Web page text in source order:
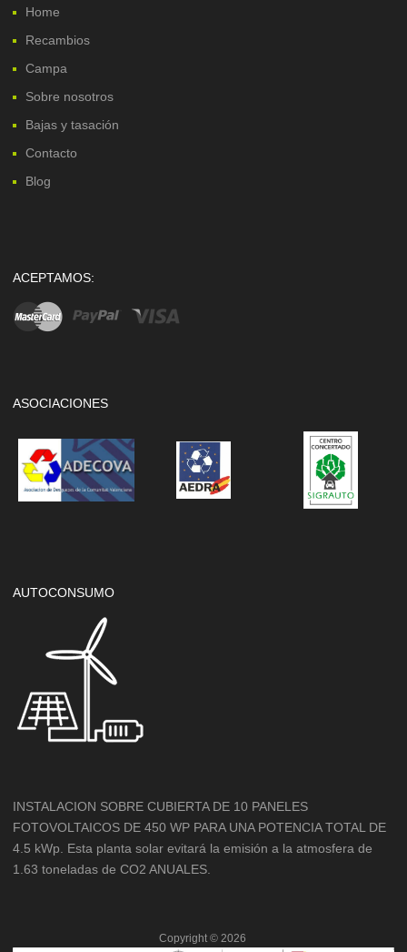
Home
Recambios
Campa
Sobre nosotros
Bajas y tasación
Contacto
Blog
ACEPTAMOS:
ASOCIACIONES
AUTOCONSUMO
INSTALACION SOBRE CUBIERTA DE 10 PANELES
FOTOVOLTAICOS DE 450 WP PARA UNA POTENCIA TOTAL DE
4.5 kWp. Esta planta solar evitará la emisión a la atmosfera de
1.63 toneladas de CO2 ANUALES.
Copyright © 2026